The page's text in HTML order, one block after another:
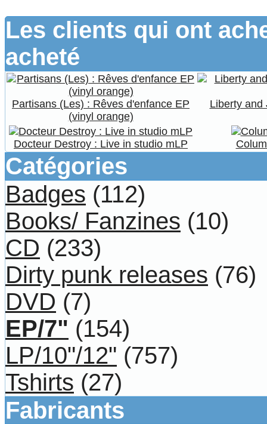
Les clients qui ont
acheté
Partisans (Les) : Rêves d'enfance EP
(vinyl orange)
Liberty and
Docteur Destroy : Live in studio mLP
Catégories
Badges (112)
Books/ Fanzines (10)
CD (233)
Dirty punk releases (76)
DVD (7)
EP/7" (154)
LP/10"/12" (757)
Tshirts (27)
Fabricants